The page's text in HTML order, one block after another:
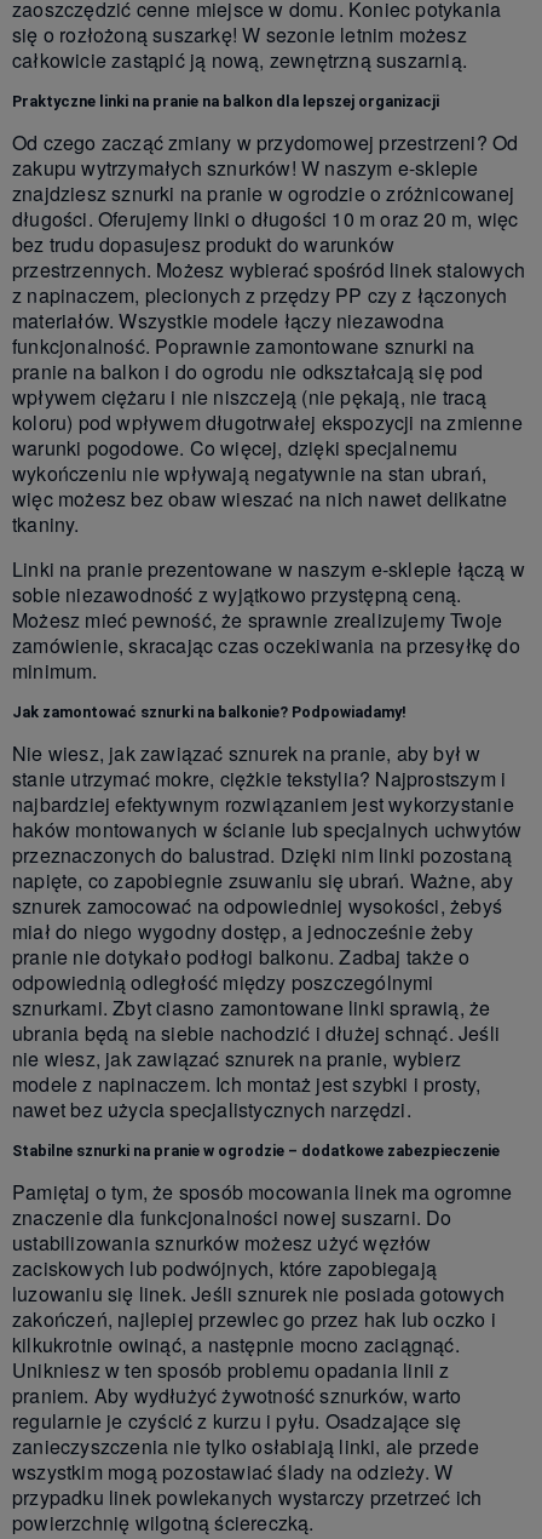
zaoszczędzić cenne miejsce w domu. Koniec potykania
się o rozłożoną suszarkę! W sezonie letnim możesz
całkowicie zastąpić ją nową, zewnętrzną suszarnią.
Praktyczne linki na pranie na balkon dla lepszej organizacji
Od czego zacząć zmiany w przydomowej przestrzeni? Od
zakupu wytrzymałych sznurków! W naszym e-sklepie
znajdziesz sznurki na pranie w ogrodzie o zróżnicowanej
długości. Oferujemy linki o długości 10 m oraz 20 m, więc
bez trudu dopasujesz produkt do warunków
przestrzennych. Możesz wybierać spośród linek stalowych
z napinaczem, plecionych z przędzy PP czy z łączonych
materiałów. Wszystkie modele łączy niezawodna
funkcjonalność. Poprawnie zamontowane sznurki na
pranie na balkon i do ogrodu nie odkształcają się pod
wpływem ciężaru i nie niszczeją (nie pękają, nie tracą
koloru) pod wpływem długotrwałej ekspozycji na zmienne
warunki pogodowe. Co więcej, dzięki specjalnemu
wykończeniu nie wpływają negatywnie na stan ubrań,
więc możesz bez obaw wieszać na nich nawet delikatne
tkaniny.
Linki na pranie prezentowane w naszym e-sklepie łączą w
sobie niezawodność z wyjątkowo przystępną ceną.
Możesz mieć pewność, że sprawnie zrealizujemy Twoje
zamówienie, skracając czas oczekiwania na przesyłkę do
minimum.
Jak zamontować sznurki na balkonie? Podpowiadamy!
Nie wiesz, jak zawiązać sznurek na pranie, aby był w
stanie utrzymać mokre, ciężkie tekstylia? Najprostszym i
najbardziej efektywnym rozwiązaniem jest wykorzystanie
haków montowanych w ścianie lub specjalnych uchwytów
przeznaczonych do balustrad. Dzięki nim linki pozostaną
napięte, co zapobiegnie zsuwaniu się ubrań. Ważne, aby
sznurek zamocować na odpowiedniej wysokości, żebyś
miał do niego wygodny dostęp, a jednocześnie żeby
pranie nie dotykało podłogi balkonu. Zadbaj także o
odpowiednią odległość między poszczególnymi
sznurkami. Zbyt ciasno zamontowane linki sprawią, że
ubrania będą na siebie nachodzić i dłużej schnąć. Jeśli
nie wiesz, jak zawiązać sznurek na pranie, wybierz
modele z napinaczem. Ich montaż jest szybki i prosty,
nawet bez użycia specjalistycznych narzędzi.
Stabilne sznurki na pranie w ogrodzie – dodatkowe zabezpieczenie
Pamiętaj o tym, że sposób mocowania linek ma ogromne
znaczenie dla funkcjonalności nowej suszarni. Do
ustabilizowania sznurków możesz użyć węzłów
zaciskowych lub podwójnych, które zapobiegają
luzowaniu się linek. Jeśli sznurek nie posiada gotowych
zakończeń, najlepiej przewlec go przez hak lub oczko i
kilkukrotnie owinąć, a następnie mocno zaciągnąć.
Unikniesz w ten sposób problemu opadania linii z
praniem. Aby wydłużyć żywotność sznurków, warto
regularnie je czyścić z kurzu i pyłu. Osadzające się
zanieczyszczenia nie tylko osłabiają linki, ale przede
wszystkim mogą pozostawiać ślady na odzieży. W
przypadku linek powlekanych wystarczy przetrzeć ich
powierzchnię wilgotną ściereczką.